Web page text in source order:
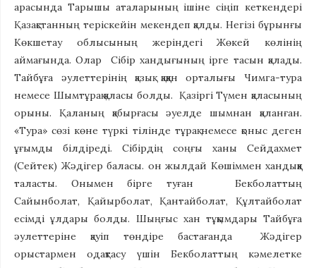
арасында Тарышы аталарының ішіне сіңіп кеткендері
Қазақстанның теріскейін мекендеп қалды. Негізі бұрынғы
Көкшетау облысының жеріндегі Жөкей көлінің
аймағында. Олар Сібір хандығының ірге тасын қалады.
Тайбұға әулеттерінің қазық қаққан орталығы Чимга-тура
немесе Шымтұрақ қаласы болды. Қазіргі Түмен қаласының
орыны. Қаланың қабырғасы әуелде шымнан қаланған.
«Тура» сөзі көне түркі тілінде тұрақ немесе қоныс деген
ұғымды білдіреді. Сібірдің соңғы ханы Сейдахмет
(Сейтек) Жәдігер баласы. он жылдай Көшіммен хандыққа
таласты. Онымен бірге туған Бекболаттың
Сайынболат, Қайырболат, Қантайболат, Құлтайболат
есімді ұлдары болды. Шыңғыс хан тұқымдары Тайбұға
әулеттеріне қауіп төндіре бастағанда Жәдігер
орыстармен одақтасу үшін Бекболаттың кәмелетке